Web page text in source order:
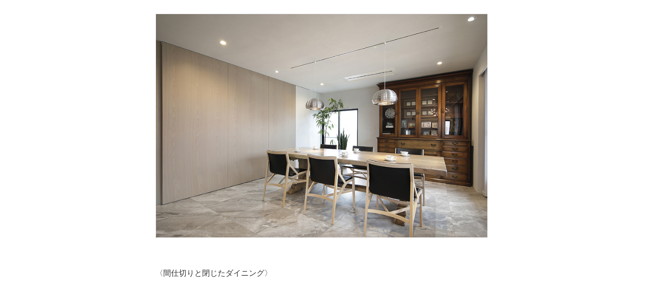
〈間仕切りと閉じたダイニング〉